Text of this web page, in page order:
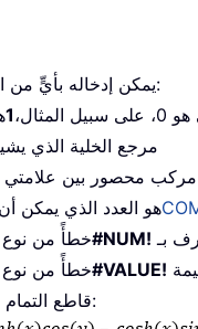
يمكن إدخاله بأيٍّ من الطرق التالية:
1
مرجع الخلية الذي
هو العدد الذي يمكن
ستُرجع دالة IMCSCH خطأً من نوع#NUM! بـ
ستُرجع دالة IMCSCH خطأً من نوع#VALUE!
قاطع التمام الزائدي لعدد مركب هو: